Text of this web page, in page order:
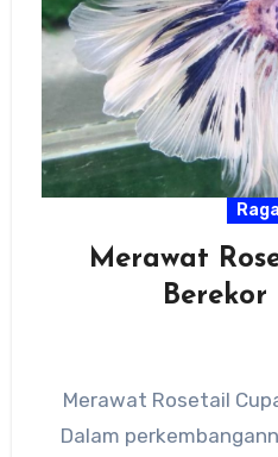
Merawat
Merawat Rosetail
Dalam